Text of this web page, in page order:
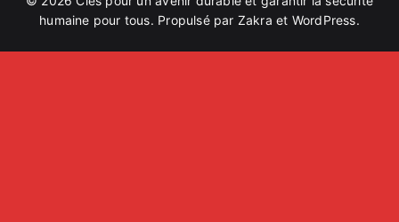
humaine pour tous. Propulsé par Zakra et WordPress.